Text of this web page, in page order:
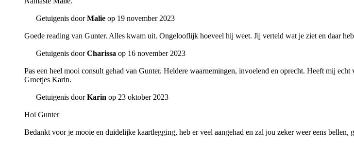
Getuigenis doorMalie op 19 november 2023
Goede reading van Gunter. Alles kwam uit. Ongelooflijk hoeveel hij weet. Jij verteld wat je ziet en daar
Getuigenis doorCharissa op 16 november 2023
Pas een heel mooi consult gehad van Gunter. Heldere waarnemingen, invoelend en oprecht. Heeft mij
Groetjes Karin.
Getuigenis doorKarin op 23 oktober 2023
Hoi Gunter
Bedankt voor je mooie en duidelijke kaartlegging, heb er veel aangehad en zal jou zeker weer eens bellen,